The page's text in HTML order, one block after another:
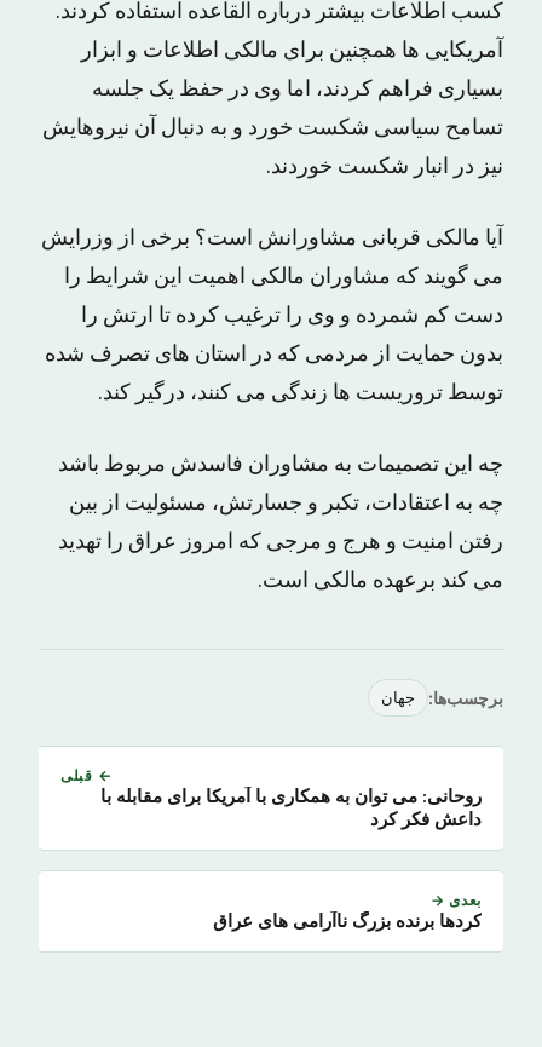
کسب اطلاعات بیشتر درباره القاعده استفاده کردند.
آمریکایی ها همچنین برای مالکی اطلاعات و ابزار
بسیاری فراهم کردند، اما وی در حفظ یک جلسه
تسامح سیاسی شکست خورد و به دنبال آن نیروهایش
نیز در انبار شکست خوردند.
آیا مالکی قربانی مشاورانش است؟ برخی از وزرایش
می گویند که مشاوران مالکی اهمیت این شرایط را
دست کم شمرده و وی را ترغیب کرده تا ارتش را
بدون حمایت از مردمی که در استان های تصرف شده
توسط تروریست ها زندگی می کنند، درگیر کند.
چه این تصمیمات به مشاوران فاسدش مربوط باشد
چه به اعتقادات، تکبر و جسارتش، مسئولیت از بین
رفتن امنیت و هرج و مرجی که امروز عراق را تهدید
می کند برعهده مالکی است.
برچسب‌ها: جهان
← قبلی
روحانی: می توان به همکاری با آمریکا برای مقابله با
داعش فکر کرد
بعدی →
کردها برنده بزرگ ناآرامی های عراق